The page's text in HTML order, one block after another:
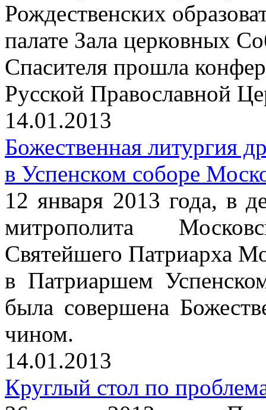
Рождественских
палате Зала церковных
Спасителя прошла
Русской Православной
14.01.2013
Божественная литургия
в Успенском соборе
12 января 2013 года, в
митрополита
Святейшего Патриарха
в Патриаршем
была совершена
чином.
14.01.2013
Круглый стол по